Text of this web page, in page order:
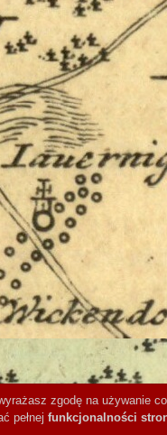
zgodę na używanie
pełnej funkcjonalności